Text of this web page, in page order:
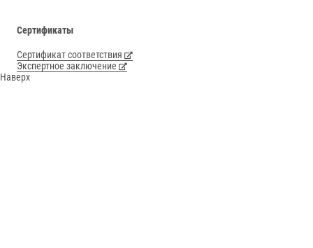
Сертификаты
Сертификат соответствия
Экспертное заключение
Наверх